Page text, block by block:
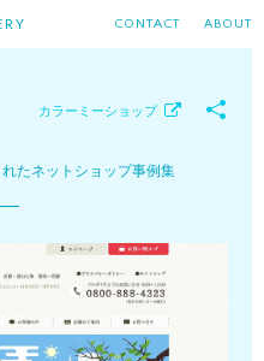
CONTACT ABOUT
たネットショップ事例集
カラーミーショップ